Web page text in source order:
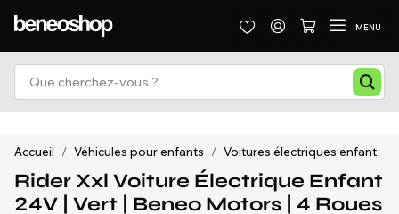
MENU
Accueil / Véhicules pour enfants / Voitures électriques enfant
Rider Xxl Voiture Électrique Enfant
24V | Vert | Beneo Motors | 4 Roues